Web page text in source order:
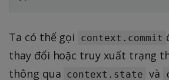
Ta có thể gọi context.commit
thay đổi hoặc truy xuất trạng
thông qua context.state và